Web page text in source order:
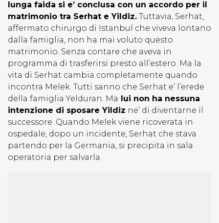
lunga faida si e’ conclusa con un accordo per il
matrimonio tra Serhat e Yildiz. Tuttavia, Serhat,
affermato chirurgo di Istanbul che viveva lontano
dalla famiglia, non ha mai voluto questo
matrimonio. Senza contare che aveva in
programma di trasferirsi presto all’estero. Ma la
vita di Serhat cambia completamente quando
incontra Melek. Tutti sanno che Serhat e’ l’erede
della famiglia Yelduran. Ma lui non ha nessuna
intenzione di sposare Yildiz ne’ di diventarne il
successore. Quando Melek viene ricoverata in
ospedale, dopo un incidente, Serhat che stava
partendo per la Germania, si precipita in sala
operatoria per salvarla.